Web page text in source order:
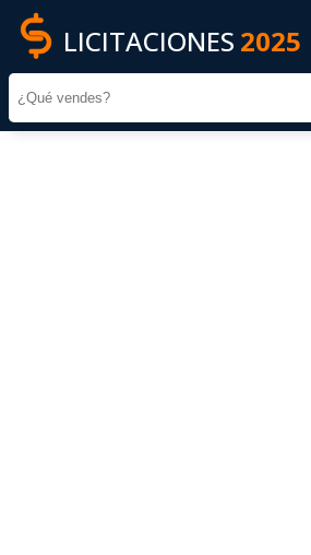
LICITACIONES 2025